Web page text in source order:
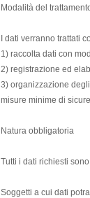
Modalità del
I dati verranno trattati
1) raccolta dati con
2) registrazione ed
3) organizzazione
misure minime di
Natura obbligatoria
Tutti i dati richiesti
Soggetti a cui dati